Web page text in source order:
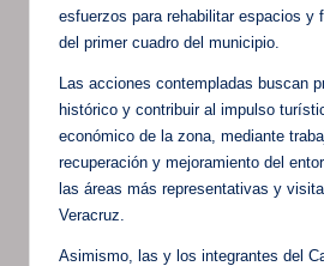
esfuerzos para rehabilitar espacios y
del primer cuadro del municipio.
Las acciones contempladas buscan
histórico y contribuir al impulso
económico de la zona, mediante
recuperación y mejoramiento del
las áreas más representativas y
Veracruz.
Asimismo, las y los integrantes del